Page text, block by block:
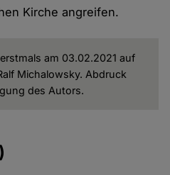
Kirche angreifen.
am 03.02.2021 auf
Michalowsky. Abdruck
des Autors.